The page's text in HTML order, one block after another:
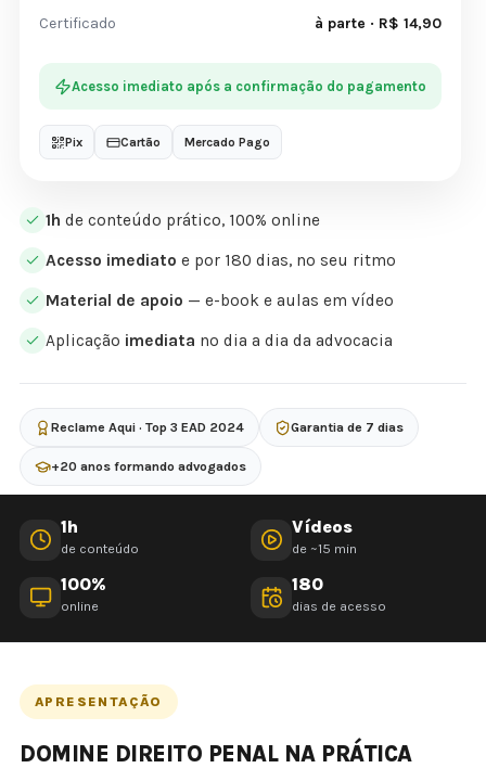
1h de conteúdo prático, 100% online
Acesso imediato e por 180 dias, no seu ritmo
Material de apoio — e-book e aulas em vídeo
Aplicação imediata no dia a dia da advocacia
Reclame Aqui · Top 3 EAD 2024 Garantia de 7 dias
+20 anos formando advogados
Certificado à parte · R$ 14,90
Acesso imediato após a confirmação do pagamento
Pix Cartão Mercado Pago
1h
de conteúdo
Vídeos
de ~15 min
100%
online
180
dias de acesso
APRESENTAÇÃO
DOMINE DIREITO PENAL NA PRÁTICA